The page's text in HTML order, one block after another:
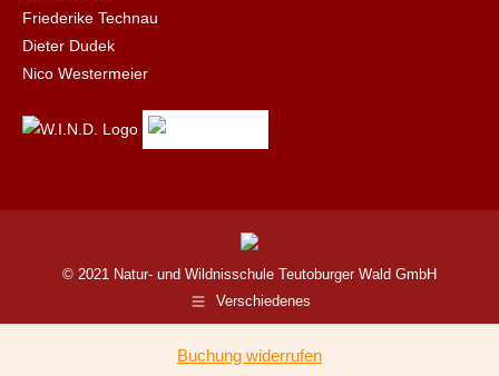
Friederike Technau
Dieter Dudek
Nico Westermeier
© 2021 Natur- und Wildnisschule Teutoburger Wald GmbH
Verschiedenes
Buchung widerrufen